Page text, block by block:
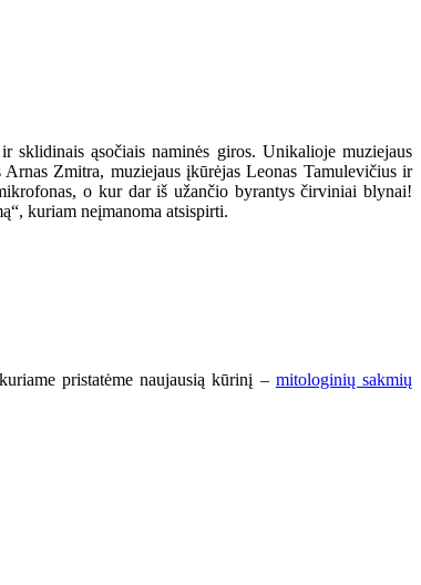
sklidinais ąsočiais naminės giros. Unikalioje muziejaus
Zmitra, muziejaus įkūrėjas Leonas Tamulevičius ir
o kur dar iš užančio byrantys čirviniai blynai!
kuriam neįmanoma atsispirti.
pristatėme naujausią kūrinį – mitologinių sakmių